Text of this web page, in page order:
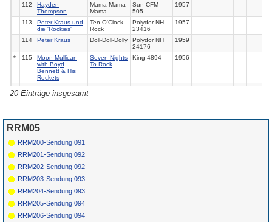
112
Hayden
Thompson
Mama Mama
Mama
Sun CFM
505
1957
113
Peter Kraus und
die 'Rockies'
Ten O'Clock-
Rock
Polydor NH
23416
1957
114 Peter Kraus Doll-Doll-Dolly
Polydor NH
24176
1959
* 115
Moon Mullican
with Boyd
Bennett & His
Rockets
Seven Nights
To Rock
King 4894 1956
Cowboy Outfit
Theme
118 The Spotnicks
The Spotnicks
120 The Spotnicks
20 Einträge insgesamt
RRM05
RRM200-Sendung 091
RRM201-Sendung 092
RRM202-Sendung 092
RRM203-Sendung 093
RRM204-Sendung 093
RRM205-Sendung 094
RRM206-Sendung 094